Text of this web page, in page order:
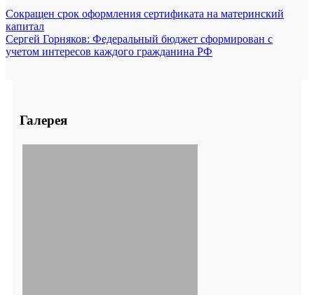
Сокращен срок оформления сертификата на материнский
капитал
Сергей Горняков: Федеральный бюджет сформирован с
учетом интересов каждого гражданина РФ
Галерея